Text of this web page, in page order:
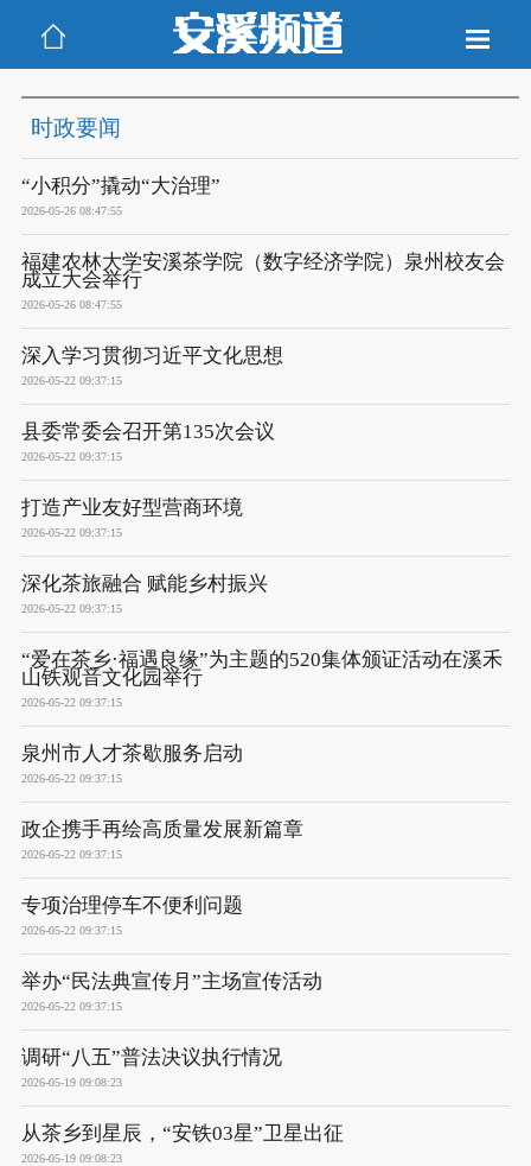
时政要闻
“小积分”撬动“大治理”
2026-05-26 08:47:55
福建农林大学安溪茶学院（数字经济学院）泉州校友会
成立大会举行
2026-05-26 08:47:55
深入学习贯彻习近平文化思想
2026-05-22 09:37:15
县委常委会召开第135次会议
2026-05-22 09:37:15
打造产业友好型营商环境
2026-05-22 09:37:15
深化茶旅融合 赋能乡村振兴
2026-05-22 09:37:15
“爱在茶乡·福遇良缘”为主题的520集体颁证活动在溪禾
山铁观音文化园举行
2026-05-22 09:37:15
泉州市人才茶歇服务启动
2026-05-22 09:37:15
政企携手再绘高质量发展新篇章
2026-05-22 09:37:15
专项治理停车不便利问题
2026-05-22 09:37:15
举办“民法典宣传月”主场宣传活动
2026-05-22 09:37:15
调研“八五”普法决议执行情况
2026-05-19 09:08:23
从茶乡到星辰，“安铁03星”卫星出征
2026-05-19 09:08:23